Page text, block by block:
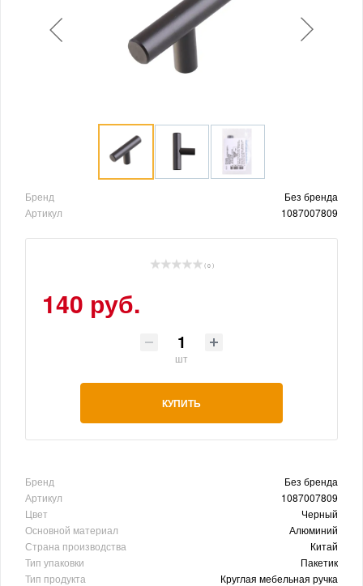
Бренд
Без бренда
Артикул
1087007809
( 0 )
140 руб.
шт
КУПИТЬ
Бренд
Без бренда
Артикул
1087007809
Цвет
Черный
Основной материал
Алюминий
Страна производства
Китай
Тип упаковки
Пакетик
Тип продукта
Круглая мебельная ручка